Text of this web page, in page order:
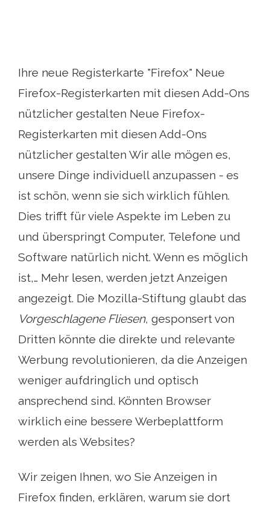
Ihre neue Registerkarte "Firefox" Neue
Firefox-Registerkarten mit diesen Add-Ons
nützlicher gestalten Neue Firefox-
Registerkarten mit diesen Add-Ons
nützlicher gestalten Wir alle mögen es,
unsere Dinge individuell anzupassen - es
ist schön, wenn sie sich wirklich fühlen.
Dies trifft für viele Aspekte im Leben zu
und überspringt Computer, Telefone und
Software natürlich nicht. Wenn es möglich
ist,… Mehr lesen, werden jetzt Anzeigen
angezeigt. Die Mozilla-Stiftung glaubt das
Vorgeschlagene Fliesen, gesponsert von
Dritten könnte die direkte und relevante
Werbung revolutionieren, da die Anzeigen
weniger aufdringlich und optisch
ansprechend sind. Könnten Browser
wirklich eine bessere Werbeplattform
werden als Websites?
Wir zeigen Ihnen, wo Sie Anzeigen in
Firefox finden, erklären, warum sie dort